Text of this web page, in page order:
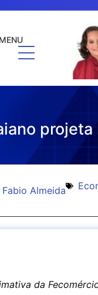
MENU
Fabio Almeida
da